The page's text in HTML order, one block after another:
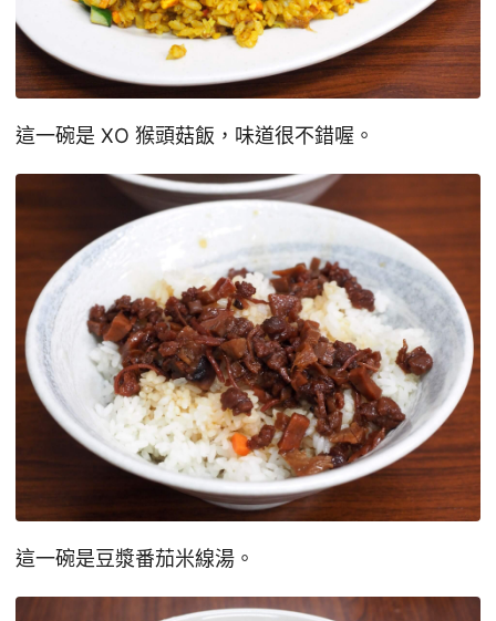
這一碗是 XO 猴頭菇飯，味道很不錯喔。
這一碗是豆漿番茄米線湯。